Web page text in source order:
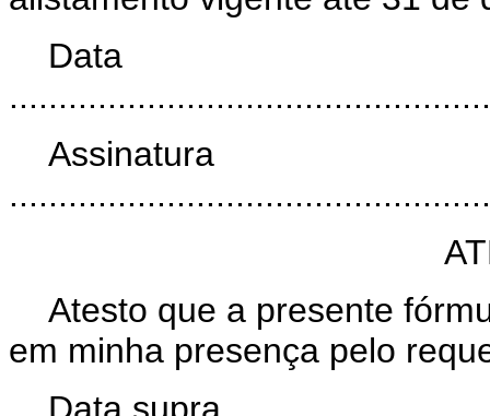
Data
Assinatura
Atesto que a presente
em minha presença pelo